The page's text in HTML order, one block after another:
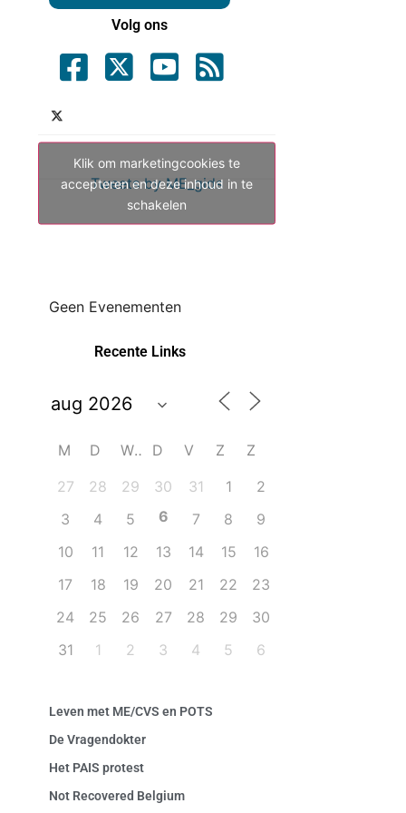
Volg ons
Tweets by ME_gids
Klik om marketingcookies te
accepteren en deze inhoud in te
schakelen
Geen Evenementen
Recente Links
M D W D V Z
Z
27
28 29 30 31 1
2
3
4 5 6 7 8
9
10
11 12 13 14 15
16
17
18 19 20 21 22
23
24
25 26 27 28 29
30
31
1 2 3 4 5 6
Leven met ME/CVS en POTS
De Vragendokter
Het PAIS protest
Not Recovered Belgium